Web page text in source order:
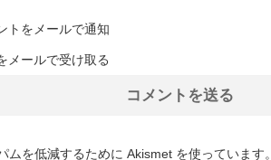
トをメールで通知
メールで受け取る
ムを低減するために Akismet を使っています。